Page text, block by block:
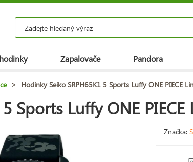
Zapalovače Pandora
> Hodinky Seiko SRPH65K1 5 Sports Luffy ONE PIECE
Sports Luffy ONE
Značka: